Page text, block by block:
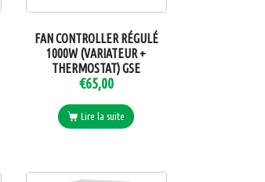
FAN CONTROLLER RÉGULÉ
1000W (VARIATEUR +
THERMOSTAT) GSE
€65,00
Lire la suite